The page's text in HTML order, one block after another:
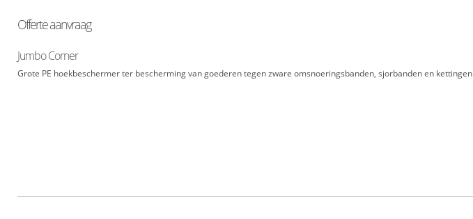
Offerte aanvraag
Jumbo Corner
Grote PE hoekbeschermer ter bescherming van goederen tegen zware omsnoeringsbanden, sjorbanden en kettingen